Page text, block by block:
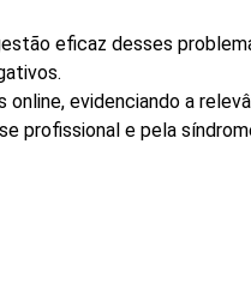
eficaz desses
evidenciando a
profissional e pela